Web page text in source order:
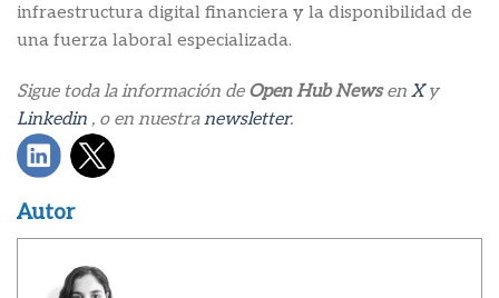
infraestructura digital financiera y la disponibilidad de
una fuerza laboral especializada.
Sigue toda la información de Open Hub Newsen Xy
Linkedin , o en nuestranewsletter.
Autor